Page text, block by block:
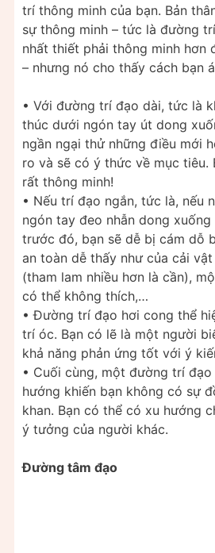
trí thông minh của bạn. Bản
sự thông minh – tức là đường
nhất thiết phải thông minh hơn
– nhưng nó cho thấy cách bạn
• Với đường trí đạo dài, tức là
thúc dưới ngón tay út dong
ngần ngại thử những điều mới
ro và sẽ có ý thức về mục tiêu.
rất thông minh!
• Nếu trí đạo ngắn, tức là, nếu
ngón tay đeo nhẫn dong
trước đó, bạn sẽ dễ bị cám dỗ
an toàn dễ thấy như của cải
(tham lam nhiều hơn là cần),
có thể không thích,…
• Đường trí đạo hơi cong thể
trí óc. Bạn có lẽ là một người
khả năng phản ứng tốt với ý
• Cuối cùng, một đường trí
hướng khiến bạn không có sự
khan. Bạn có thể có xu hướng
ý tưởng của người khác.
Đường tâm đạo